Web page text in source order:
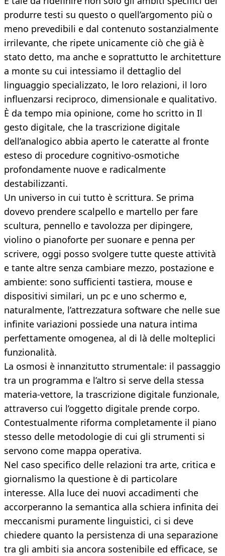
produrre testi su questo o quell’argomento più o
meno prevedibili e dal contenuto sostanzialmente
irrilevante, che ripete unicamente ciò che già è
stato detto, ma anche e soprattutto le architetture
a monte su cui intessiamo il dettaglio del
linguaggio specializzato, le loro relazioni, il loro
influenzarsi reciproco, dimensionale e qualitativo.
È da tempo mia opinione, come ho scritto in Il
gesto digitale, che la trascrizione digitale
dell’analogico abbia aperto le cateratte al fronte
esteso di procedure cognitivo-osmotiche
profondamente nuove e radicalmente
destabilizzanti.
Un universo in cui tutto è scrittura. Se prima
dovevo prendere scalpello e martello per fare
scultura, pennello e tavolozza per dipingere,
violino o pianoforte per suonare e penna per
scrivere, oggi posso svolgere tutte queste attività
e tante altre senza cambiare mezzo, postazione e
ambiente: sono sufficienti tastiera, mouse e
dispositivi similari, un pc e uno schermo e,
naturalmente, l’attrezzatura software che nelle sue
infinite variazioni possiede una natura intima
perfettamente omogenea, al di là delle molteplici
funzionalità.
La osmosi è innanzitutto strumentale: il passaggio
tra un programma e l’altro si serve della stessa
materia-vettore, la trascrizione digitale funzionale,
attraverso cui l’oggetto digitale prende corpo.
Contestualmente riforma completamente il piano
stesso delle metodologie di cui gli strumenti si
servono come mappa operativa.
Nel caso specifico delle relazioni tra arte, critica e
giornalismo la questione è di particolare
interesse. Alla luce dei nuovi accadimenti che
accorperanno la semantica alla schiera infinita dei
meccanismi puramente linguistici, ci si deve
chiedere quanto la persistenza di una separazione
tra gli ambiti sia ancora sostenibile ed efficace, se